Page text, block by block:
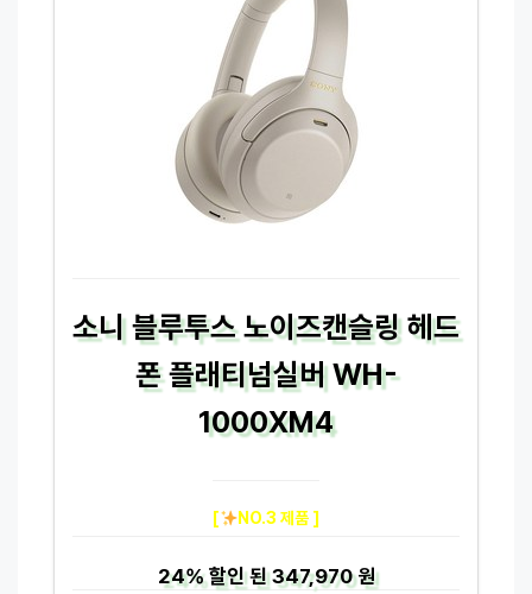
소니 블루투스 노이즈캔슬링 헤드
폰 플래티넘실버 WH-
1000XM4
[ NO.3 제품 ]
24%할인 된347,970 원